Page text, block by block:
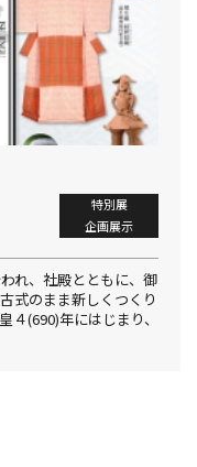
特別展
企画展示
れ、社殿とともに、御
式のまま新しくつくり
(690)年にはじまり、